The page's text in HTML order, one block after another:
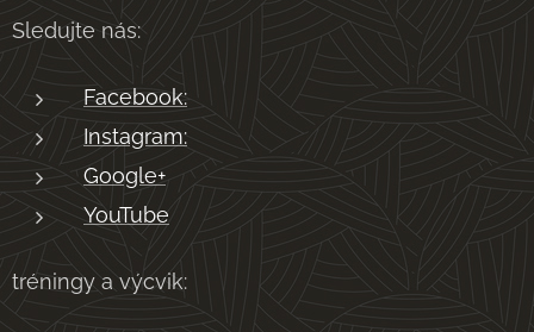
Sledujte nás:
Facebook:
Instagram:
Google+
YouTube
tréningy a výcvik: